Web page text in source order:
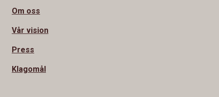
Om oss
Vår vision
Press
Klagomål